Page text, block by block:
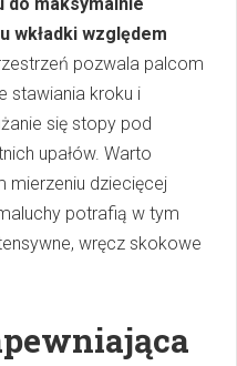
wkładki względem
pozwala palcom
stawiania kroku i
się stopy pod
upałów. Warto
mierzeniu dziecięcej
potrafią w tym
wręcz skokowe